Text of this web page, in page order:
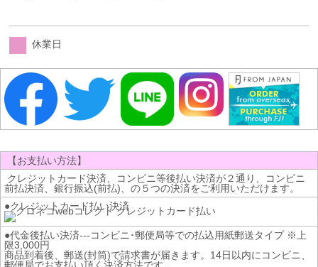
休業日
【お支払い方法】
クレジットカード決済、コンビニ等後払い決済が２通り、コンビニ
前払決済、銀行振込(前払)、の５つの決済をご利用いただけます。
●クレジットカード払い決済
●代金後払い決済---コンビニ･郵便局等での払込用紙郵送タイプ ※上
限3,000円
商品到着後、郵送(封筒)で請求書が届きます。14日以内にコンビニ、